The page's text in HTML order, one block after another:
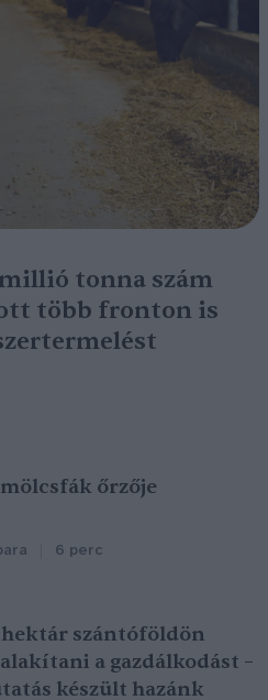
tonna szám
több fronton is
őrzője
6 perc
szántóföldön
a gazdálkodást –
készült hazánk